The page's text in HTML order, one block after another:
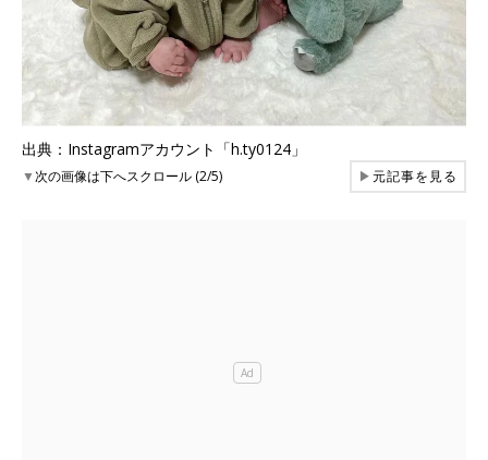
出典：Instagramアカウント「h.ty0124」
▼次の画像は下へスクロール (2/5) ▶元記事を見る